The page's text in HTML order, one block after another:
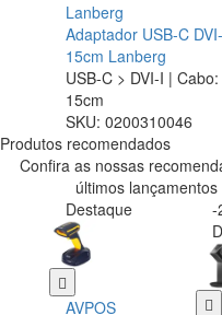
Lanberg
Adaptador USB-C
15cm Lanberg
USB-C > DVI-I | Cabo:
15cm
SKU: 0200310046
Produtos recomendados
Confira as nossas
últimos lançamentos
Destaque
AVPOS
-